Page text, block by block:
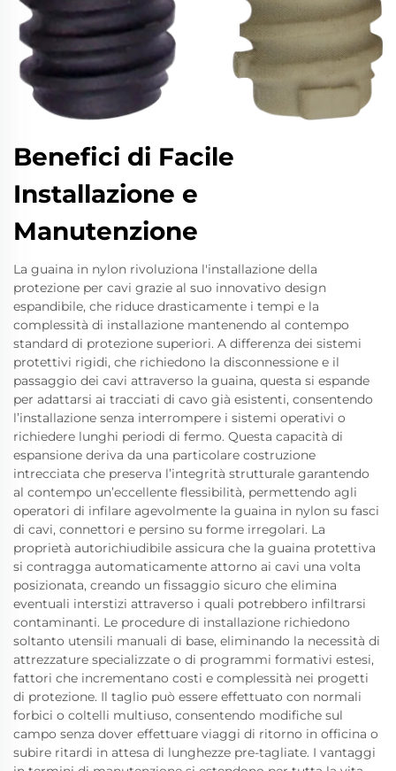
Benefici di Facile
Installazione e
Manutenzione
La guaina in nylon rivoluziona l'installazione della
protezione per cavi grazie al suo innovativo design
espandibile, che riduce drasticamente i tempi e la
complessità di installazione mantenendo al contempo
standard di protezione superiori. A differenza dei sistemi
protettivi rigidi, che richiedono la disconnessione e il
passaggio dei cavi attraverso la guaina, questa si espande
per adattarsi ai tracciati di cavo già esistenti, consentendo
l’installazione senza interrompere i sistemi operativi o
richiedere lunghi periodi di fermo. Questa capacità di
espansione deriva da una particolare costruzione
intrecciata che preserva l’integrità strutturale garantendo
al contempo un’eccellente flessibilità, permettendo agli
operatori di infilare agevolmente la guaina in nylon su fasci
di cavi, connettori e persino su forme irregolari. La
proprietà autorichiudibile assicura che la guaina protettiva
si contragga automaticamente attorno ai cavi una volta
posizionata, creando un fissaggio sicuro che elimina
eventuali interstizi attraverso i quali potrebbero infiltrarsi
contaminanti. Le procedure di installazione richiedono
soltanto utensili manuali di base, eliminando la necessità di
attrezzature specializzate o di programmi formativi estesi,
fattori che incrementano costi e complessità nei progetti
di protezione. Il taglio può essere effettuato con normali
forbici o coltelli multiuso, consentendo modifiche sul
campo senza dover effettuare viaggi di ritorno in officina o
subire ritardi in attesa di lunghezze pre-tagliate. I vantaggi